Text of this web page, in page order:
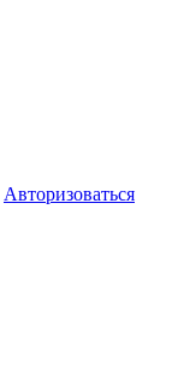
Авторизоваться